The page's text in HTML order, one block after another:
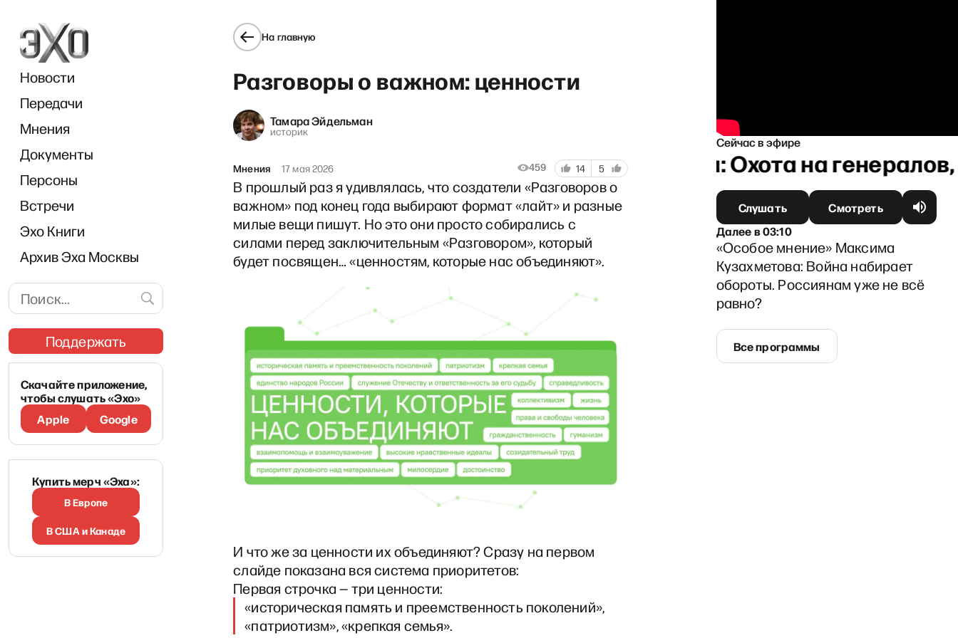
Новости
Передачи
Мнения
Документы
Персоны
Встречи
Эхо Книги
Архив Эха Москвы
Поддержать
Скачайте приложение,
чтобы слушать «Эхо»
Apple
Google
Купить мерч «Эха»:
В Европе
В США и Канаде
На главную
Разговоры о важном: ценности
Тамара Эйдельман
историк
Мнения 17 мая 2026 459 14 5
В прошлый раз я удивлялась, что создатели «Разговоров о
важном» под конец года выбирают формат «лайт» и разные
милые вещи пишут. Но это они просто собирались с
силами перед заключительным «Разговором», который
будет посвящен… «ценностям, которые нас объединяют».
И что же за ценности их объединяют? Сразу на первом
слайде показана вся система приоритетов:
Первая строчка — три ценности:
«историческая память и преемственность поколений»,
«патриотизм», «крепкая семья».
Сейчас в эфире
ON AIR с Фёдором Крашенинниковым: Охота на генералов,
Слушать
Смотреть
Далеев03:10
«Особое мнение» Максима
Кузахметова: Война набирает
обороты. Россиянам уже не всё
равно?
Все программы